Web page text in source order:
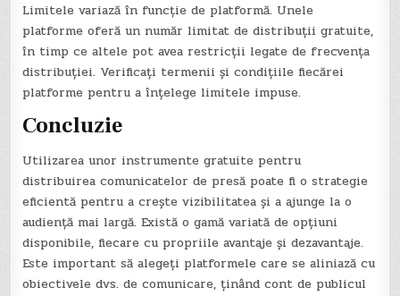
Limitele variază în funcție de platformă. Unele
platforme oferă un număr limitat de distribuții gratuite,
în timp ce altele pot avea restricții legate de frecvența
distribuției. Verificați termenii și condițiile fiecărei
platforme pentru a înțelege limitele impuse.
Concluzie
Utilizarea unor instrumente gratuite pentru
distribuirea comunicatelor de presă poate fi o strategie
eficientă pentru a crește vizibilitatea și a ajunge la o
audiență mai largă. Există o gamă variată de opțiuni
disponibile, fiecare cu propriile avantaje și dezavantaje.
Este important să alegeți platformele care se aliniază cu
obiectivele dvs. de comunicare, ținând cont de publicul